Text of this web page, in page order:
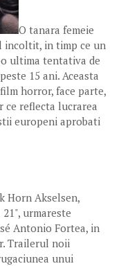
O tanara femeie
incoltit, in timp ce un
ultima tentativa de
15 ani. Aceasta
horror, face parte,
ce reflecta lucrarea
europeni aprobati
Horn Akselsen,
urmareste
Antonio Fortea, in
Trailerul noii
unui